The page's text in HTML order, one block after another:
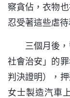
察貪佔，衣物
忍受著這些虐待
三個月後
社會治安」的
判決證明），
女士製造汽車